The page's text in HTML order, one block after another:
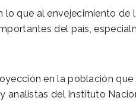
que al envejecimiento de
del país,
en la población
analistas del Instituto